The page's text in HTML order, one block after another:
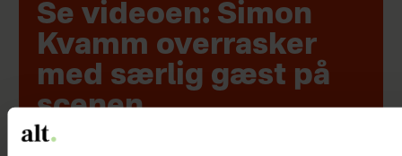
Se videoen: Simon
Kvamm overrasker
med særlig gæst på
scenen